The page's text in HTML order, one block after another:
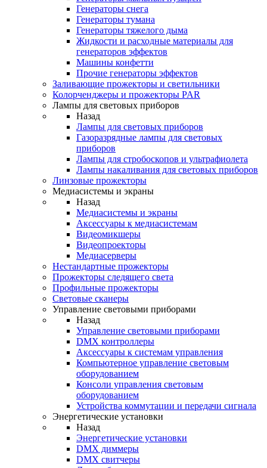
Генераторы снега
Генераторы тумана
Генераторы тяжелого дыма
Жидкости и расходные материалы для
генераторов эффектов
Машины конфетти
Прочие генераторы эффектов
Заливающие прожекторы и светильники
Колорченджеры и прожекторы PAR
Лампы для световых приборов
Назад
Лампы для световых приборов
Газоразрядные лампы для световых
приборов
Лампы для стробоскопов и ультрафиолета
Лампы накаливания для световых приборов
Линзовые прожекторы
Медиасистемы и экраны
Назад
Медиасистемы и экраны
Аксессуары к медиасистемам
Видеомикшеры
Видеопроекторы
Медиасерверы
Нестандартные прожекторы
Прожекторы следящего света
Профильные прожекторы
Световые сканеры
Управление световыми приборами
Назад
Управление световыми приборами
DMX контроллеры
Аксессуары к системам управления
Компьютерное управление световым
оборудованием
Консоли управления световым
оборудованием
Устройства коммутации и передачи сигнала
Энергетические установки
Назад
Энергетические установки
DMX диммеры
DMX свитчеры